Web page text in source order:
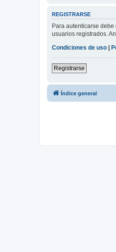
REGISTRARSE
Para autenticarse
usuarios registrados.
Condiciones de uso |
Registrarse
Índice general